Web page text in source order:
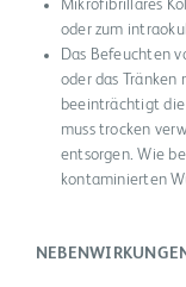
Mikrofibrilläres
oder zum
Das Befeuchten
oder das Tränken
beeinträchtigt
muss trocken
entsorgen. Wie
kontaminierten